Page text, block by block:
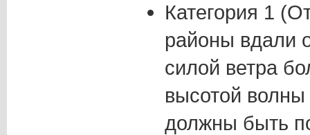
Категория 1
районы вдали
силой ветра
высотой
должны быть